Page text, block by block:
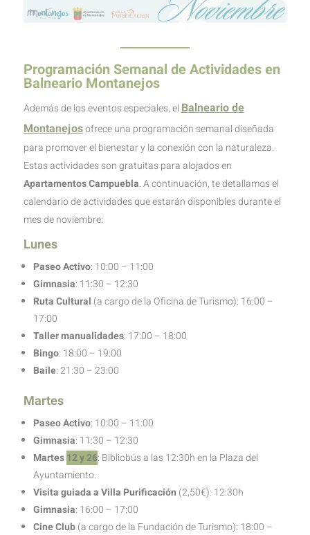
Programación Semanal de Actividades en
Balneario Montanejos
Además de los eventos especiales, elBalneario de
Montanejosofrece una programación semanal diseñada
para promover el bienestar y la conexión con la naturaleza.
Estas actividades son gratuitas para alojados en
Apartamentos Campuebla. A continuación, te detallamos el
calendario de actividades que estarán disponibles durante el
mes de noviembre:
Lunes
Paseo Activo: 10:00 – 11:00
Gimnasia: 11:30 – 12:30
Ruta Cultural (a cargo de la Oficina de Turismo): 16:00 –
17:00
Taller manualidades: 17:00 – 18:00
Bingo: 18:00 – 19:00
Baile: 21:30 – 23:00
Martes
PaseoActivo: 10:00 – 11:00
Gimnasia: 11:30 – 12:30
Martes12 y 26: Bibliobús a las 12:30h en la Plaza del
Ayuntamiento.
Visita guiada a Villa Purificación (2,50€): 12:30h
Gimnasia: 16:00 – 17:00
Cine Club(a cargo de la Fundación de Turismo): 18:00 –